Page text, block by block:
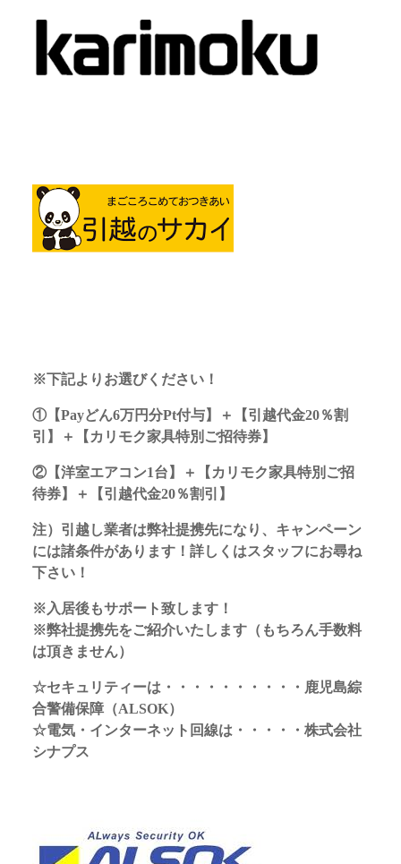
※下記よりお選びください！
①【Payどん6万円分Pt付与】＋【引越代金20％割
引】＋【カリモク家具特別ご招待券】
②【洋室エアコン1台】＋【カリモク家具特別ご招
待券】＋【引越代金20％割引】
注）引越し業者は弊社提携先になり、キャンペーン
には諸条件があります！詳しくはスタッフにお尋ね
下さい！
※入居後もサポート致します！
※弊社提携先をご紹介いたします（もちろん手数料
は頂きません）
☆セキュリティーは・・・・・・・・・・鹿児島綜
合警備保障（ALSOK）
☆電気・インターネット回線は・・・・・株式会社
シナプス